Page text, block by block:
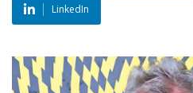
LinkedIn